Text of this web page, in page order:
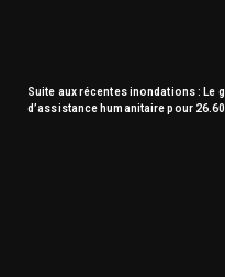
Suite aux récentes inondations : Le
d’assistance humanitaire pour